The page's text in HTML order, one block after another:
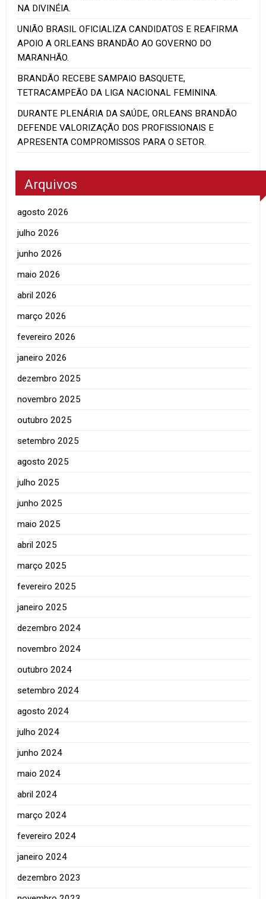
NA DIVINÉIA.
UNIÃO BRASIL OFICIALIZA CANDIDATOS E REAFIRMA
APOIO A ORLEANS BRANDÃO AO GOVERNO DO
MARANHÃO.
BRANDÃO RECEBE SAMPAIO BASQUETE,
TETRACAMPEÃO DA LIGA NACIONAL FEMININA.
DURANTE PLENÁRIA DA SAÚDE, ORLEANS BRANDÃO
DEFENDE VALORIZAÇÃO DOS PROFISSIONAIS E
APRESENTA COMPROMISSOS PARA O SETOR.
Arquivos
agosto 2026
julho 2026
junho 2026
maio 2026
abril 2026
março 2026
fevereiro 2026
janeiro 2026
dezembro 2025
novembro 2025
outubro 2025
setembro 2025
agosto 2025
julho 2025
junho 2025
maio 2025
abril 2025
março 2025
fevereiro 2025
janeiro 2025
dezembro 2024
novembro 2024
outubro 2024
setembro 2024
agosto 2024
julho 2024
junho 2024
maio 2024
abril 2024
março 2024
fevereiro 2024
janeiro 2024
dezembro 2023